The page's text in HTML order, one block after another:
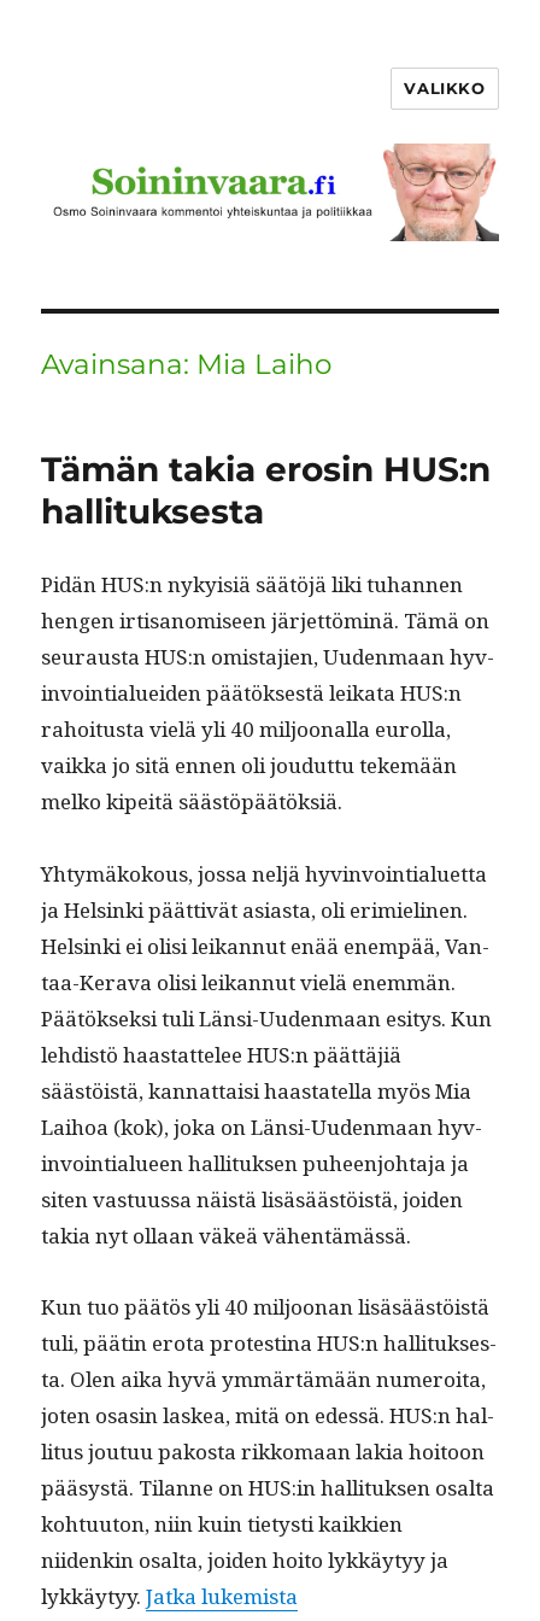
VALIKKO
Avainsana: Mia Laiho
Tämän takia erosin HUS:n
hallituksesta
Pidän HUS:n nyky­isiä säätöjä liki tuhan­nen
hen­gen irti­sanomiseen jär­jet­töminä. Tämä on
seu­raus­ta HUS:n omis­ta­jien, Uuden­maan hyv­
in­voin­tialuei­den päätök­ses­tä leika­ta HUS:n
rahoi­tus­ta vielä yli 40 miljoon­al­la eurol­la,
vaik­ka jo sitä ennen oli joudut­tu tekemään
melko kipeitä säästöpäätöksiä.
Yhtymäkok­ous, jos­sa neljä hyv­in­voin­tialuet­ta
ja Helsin­ki päät­tivät asi­as­ta, oli erim­ieli­nen.
Helsin­ki ei olisi leikan­nut enää enem­pää, Van­
taa-Ker­a­va olisi leikan­nut vielä enem­män.
Päätök­sek­si tuli Län­si-Uuden­maan esi­tys. Kun
lehdis­tö haas­tat­telee HUS:n päät­täjiä
säästöistä, kan­nat­taisi haas­tatel­la myös Mia
Lai­hoa (kok), joka on Län­si-Uuden­maan hyv­
in­voin­tialueen hal­li­tuk­sen puheen­jo­hta­ja ja
siten vas­tu­us­sa näistä lisäsäästöistä, joiden
takia nyt ollaan väkeä vähentämässä.
Kun tuo päätös yli 40 miljoo­nan lisäsäästöistä
tuli, päätin ero­ta protesti­na HUS:n hal­li­tuk­ses­
ta. Olen aika hyvä ymmärtämään numeroi­ta,
joten osasin laskea, mitä on edessä. HUS:n hal­
li­tus joutuu pakos­ta rikko­maan lakia hoitoon
pääsys­tä. Tilanne on HUS:in hal­li­tuk­sen osalta
kohtu­u­ton, niin kuin tietysti kaikkien
niidenkin osalta, joiden hoito lykkäy­tyy ja
lykkäy­tyy.Jat­ka lukemista